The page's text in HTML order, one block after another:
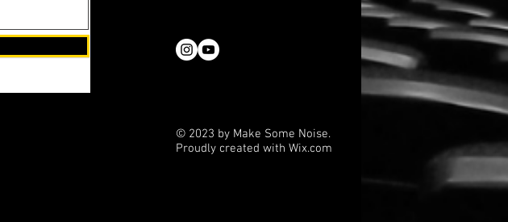
© 2023 by Make Some Noise.
Proudly created with Wix.com